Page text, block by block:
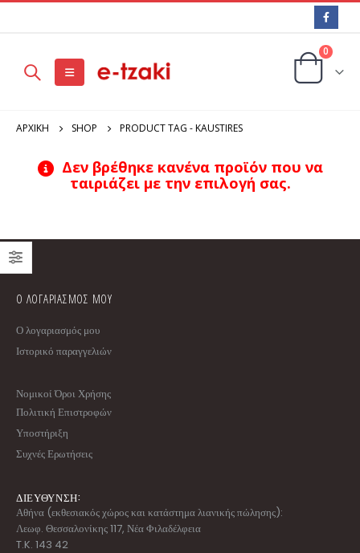
0
ΑΡΧΙΚΉ SHOP PRODUCT TAG -KAUSTIRES
Δεν βρέθηκε κανένα προϊόν που να
ταιριάζει με την επιλογή σας.
Ο ΛΟΓΑΡΙΑΣΜΟΣ ΜΟΥ
Ο λογαριασμός μου
Ιστορικό παραγγελιών
Νομικοί Όροι Χρήσης
Πολιτική Επιστροφών
Υποστήριξη
Συχνές Ερωτήσεις
ΔΙΕΥΘΥΝΣΗ:
Αθήνα (εκθεσιακός χώρος και κατάστημα λιανικής πώλησης):
Λεωφ. Θεσσαλονίκης 117, Νέα Φιλαδέλφεια
T.K. 143 42